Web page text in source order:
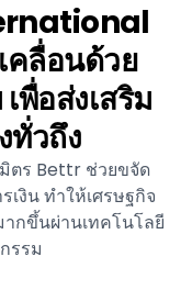
คลื่อนด้วย
พื่อส่งเสริม
ทั่วถึง
ตร Bettr ช่วยขจัด
เงิน ทำให้เศรษฐกิจ
กขึ้นผ่านเทคโนโลยี
รรม